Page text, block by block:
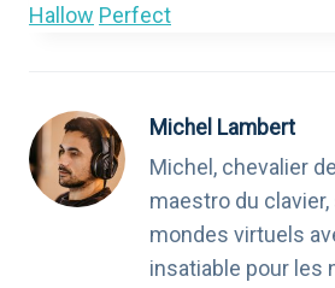
Hallow Perfect
Michel Lambert
Michel, chevalier
maestro du
mondes virtuels
insatiable pour les